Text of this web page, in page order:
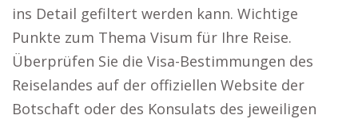
ins Detail gefiltert werden kann. Wichtige
Punkte zum Thema Visum für Ihre Reise.
Überprüfen Sie die Visa-Bestimmungen des
Reiselandes auf der offiziellen Website der
Botschaft oder des Konsulats des jeweiligen